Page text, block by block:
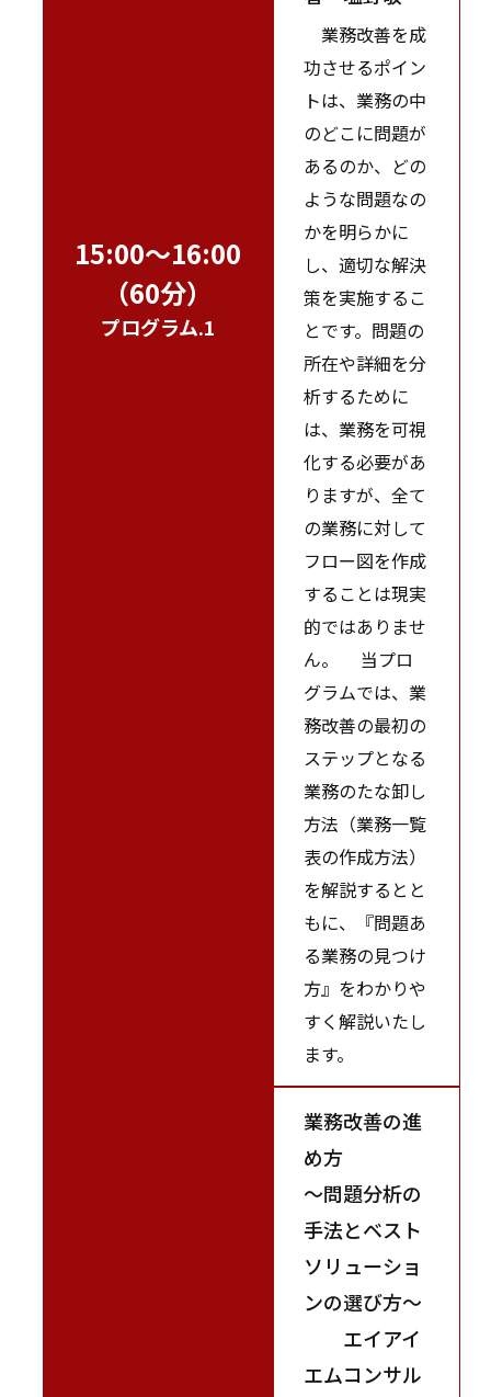
15:00～16:00
（60分）
プログラム.1
業務改善を成
功させるポイン
トは、業務の中
のどこに問題が
あるのか、どの
ような問題なの
かを明らかに
し、適切な解決
策を実施するこ
とです。問題の
所在や詳細を分
析するために
は、業務を可視
化する必要があ
りますが、全て
の業務に対して
フロー図を作成
することは現実
的ではありませ
ん。 当プロ
グラムでは、業
務改善の最初の
ステップとなる
業務のたな卸し
方法（業務一覧
表の作成方法）
を解説するとと
もに、『問題あ
る業務の見つけ
方』をわかりや
すく解説いたし
ます。
業務改善の進
め方
～問題分析の
手法とベスト
ソリューショ
ンの選び方～
エイアイ
エムコンサル